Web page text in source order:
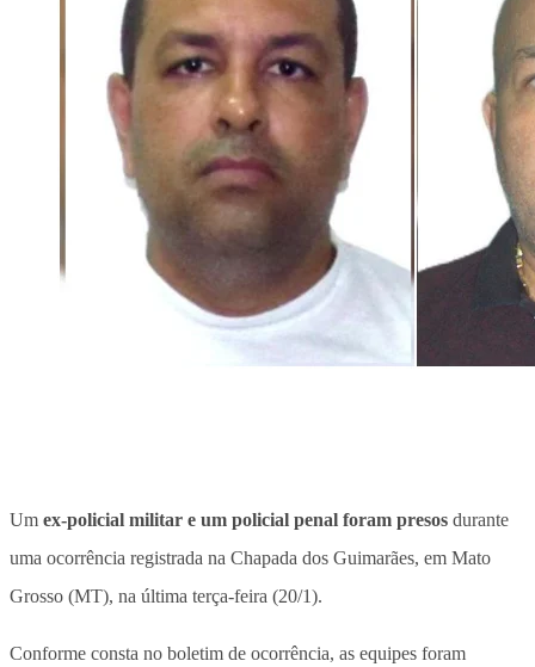
Um ex-policial militar e um policial penal foram presos durante
uma ocorrência registrada na Chapada dos Guimarães, em Mato
Grosso (MT), na última terça-feira (20/1).
Conforme consta no boletim de ocorrência, as equipes foram